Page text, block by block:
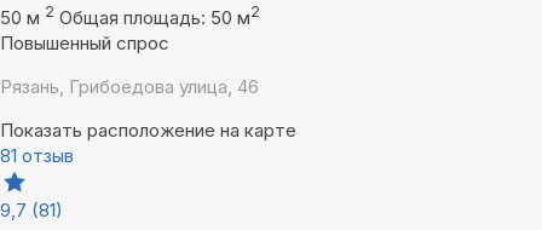
50 м 2 Общая площадь: 50 м2
Повышенный спрос
Рязань, Грибоедова улица, 46
Показать расположение на карте
81 отзыв
9,7 (81)